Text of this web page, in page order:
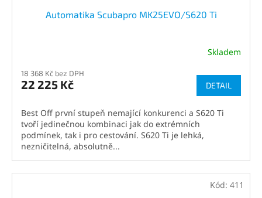
Automatika Scubapro MK25EVO/S620 Ti
Skladem
18 368 Kč bez DPH
22 225 Kč DETAIL
Best Off první stupeň nemající konkurenci a S620 Ti
tvoří jedinečnou kombinaci jak do extrémních
podmínek, tak i pro cestování. S620 Ti je lehká,
nezničitelná, absolutně...
Kód: 411